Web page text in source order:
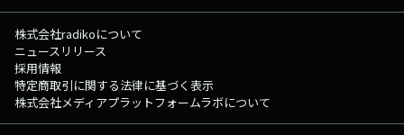
株式会社radikoについて
ニュースリリース
採用情報
特定商取引に関する法律に基づく表示
株式会社メディアプラットフォームラボについて